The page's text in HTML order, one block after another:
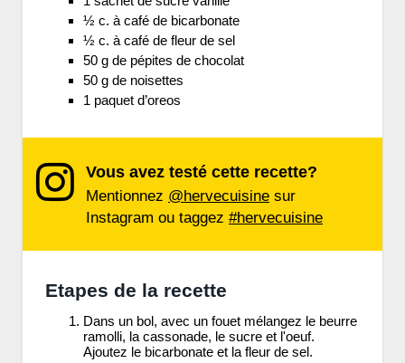
½ c. à café de bicarbonate
½ c. à café de fleur de sel
50 g de pépites de chocolat
50 g de noisettes
1 paquet d’oreos
Vous avez testé cette recette?
Mentionnez @hervecuisine sur
Instagram ou taggez #hervecuisine
Etapes de la recette
Dans un bol, avec un fouet mélangez le beurre
ramolli, la cassonade, le sucre et l'oeuf.
Ajoutez le bicarbonate et la fleur de sel.